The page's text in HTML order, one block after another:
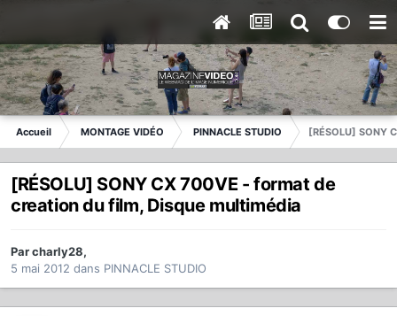
Accueil MONTAGE VIDÉO PINNACLE STUDIO [RÉSOLU]
[RÉSOLU] SONY CX 700VE - format de
creation du film, Disque multimédia
Parcharly28,
5 mai 2012 dans PINNACLE STUDIO